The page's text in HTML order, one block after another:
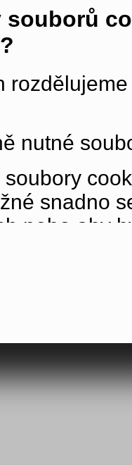
souborů
nutné
soubory
snadno
nebo aby
soubory